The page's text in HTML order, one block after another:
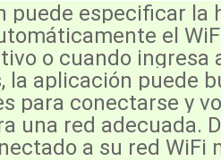
puede especificar la
el
o cuando ingresa
la aplicación puede
para conectarse y
una red adecuada.
a su red WiFi